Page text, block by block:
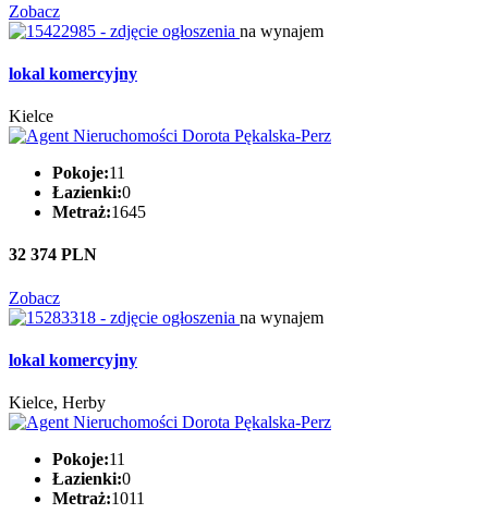
Zobacz
na wynajem
lokal komercyjny
Kielce
Pokoje:11
Łazienki:0
Metraż:1645
32 374 PLN
Zobacz
na wynajem
lokal komercyjny
Kielce, Herby
Pokoje:11
Łazienki:0
Metraż:1011